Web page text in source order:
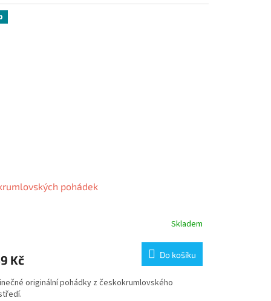
pohádek
Skladem
Kč Do košíku
originální pohádky z českokrumlovského